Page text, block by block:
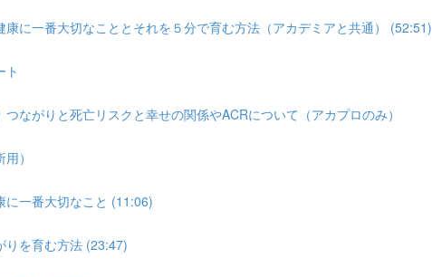
康に一番大切なこととそれを５分で育む方法（アカデミアと共通） (52:51)
ト
ながりと死亡リスクと幸せの関係やACRについて（アカプロのみ）
）
に一番大切なこと (11:06)
りを育む方法 (23:47)